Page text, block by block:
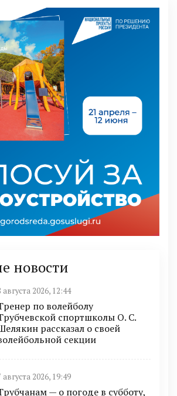
новости
августа 2026, 12:44
по волейболу
спортшколы О. С.
рассказал о своей
секции
августа 2026, 19:49
— о погоде в субботу,